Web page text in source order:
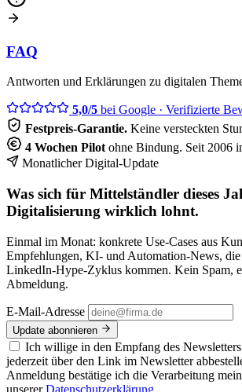
FAQ
Antworten und Erklärungen zu digitalen
5,0/5 bei Google · Verifizierte
Festpreis-Garantie. Keine versteckten
4 Wochen Pilot ohne Bindung. Seit 2006
Monatlicher Digital-Update
Was sich für Mittelständler dieses
Digitalisierung wirklich lohnt.
Einmal im Monat: konkrete Use-Cases aus
Empfehlungen, KI- und Automation-News, die
LinkedIn-Hype-Zyklus kommen. Kein Spam,
Abmeldung.
E-Mail-Adresse
Update abonnieren
Ich willige in den Empfang des
jederzeit über den Link im Newsletter
Anmeldung bestätige ich die Verarbeitung
unsererDatenschutzerklärung .